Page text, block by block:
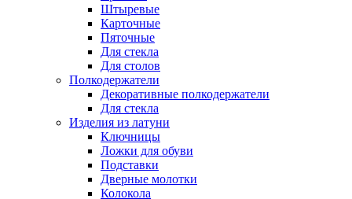
Штыревые
Карточные
Пяточные
Для стекла
Для столов
Полкодержатели
Декоративные полкодержатели
Для стекла
Изделия из латуни
Ключницы
Ложки для обуви
Подставки
Дверные молотки
Колокола